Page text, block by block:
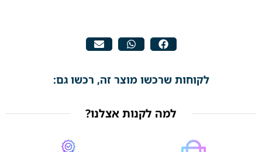
לקוחות שרכשו מוצר זה, רכשו גם:
למה לקנות אצלנו?